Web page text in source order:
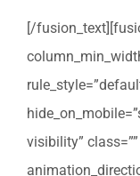
[/
visibility”